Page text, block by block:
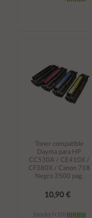
Toner compatible
Dayma para HP
CC530A / CE410X /
CF380X / Canon 718
Negro 3500 pag.
10,90 €
Stocks (+10)